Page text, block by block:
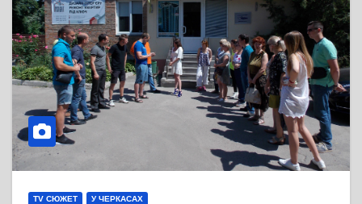
TV СЮЖЕТ У ЧЕРКАСАХ